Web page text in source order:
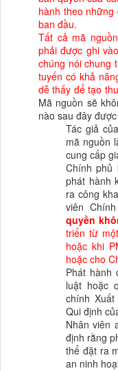
hành theo những
ban đầu.
Tất cả mã
phải được ghi
chúng nói chung
tuyến có khả
dễ thấy để tạo
Mã nguồn sẽ
nào sau đây
Tác giả
mã nguồn
cung cấp
Chính phủ
phát hành
ra công
viên
quyền
triển từ
hoặc khi
hoặc cho
Phát hành
luật hoặc
chính
Qui định
Nhân viên
định rằng
thể đặt ra
an ninh